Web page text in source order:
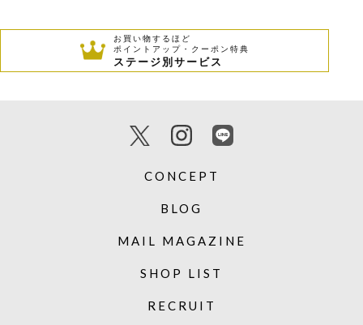
お買い物するほど
ポイントアップ・クーポン特典
ステージ別サービス
CONCEPT
BLOG
MAIL MAGAZINE
SHOP LIST
RECRUIT